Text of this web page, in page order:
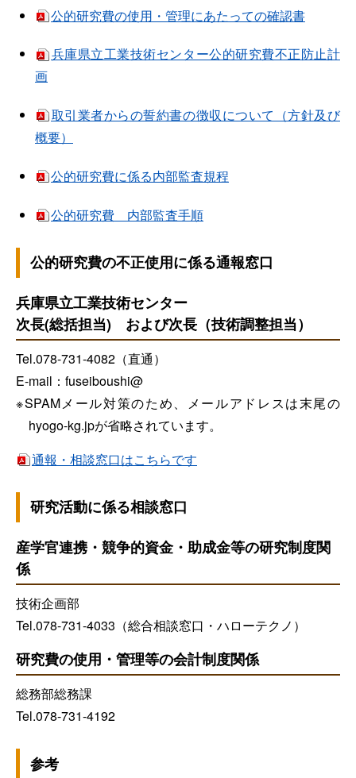
公的研究費の使用・管理にあたっての確認書
兵庫県立工業技術センター公的研究費不正防止計
画
取引業者からの誓約書の徴収について（方針及び
概要）
公的研究費に係る内部監査規程
公的研究費 内部監査手順
公的研究費の不正使用に係る通報窓口
兵庫県立工業技術センター
次長(総括担当) および次長（技術調整担当）
Tel.078-731-4082（直通）
E-mail：fuseiboushi@
※SPAMメール対策のため、メールアドレスは末尾の
hyogo-kg.jpが省略されています。
通報・相談窓口はこちらです
研究活動に係る相談窓口
産学官連携・競争的資金・助成金等の研究制度関
係
技術企画部
Tel.078-731-4033（総合相談窓口・ハローテクノ）
研究費の使用・管理等の会計制度関係
総務部総務課
Tel.078-731-4192
参考